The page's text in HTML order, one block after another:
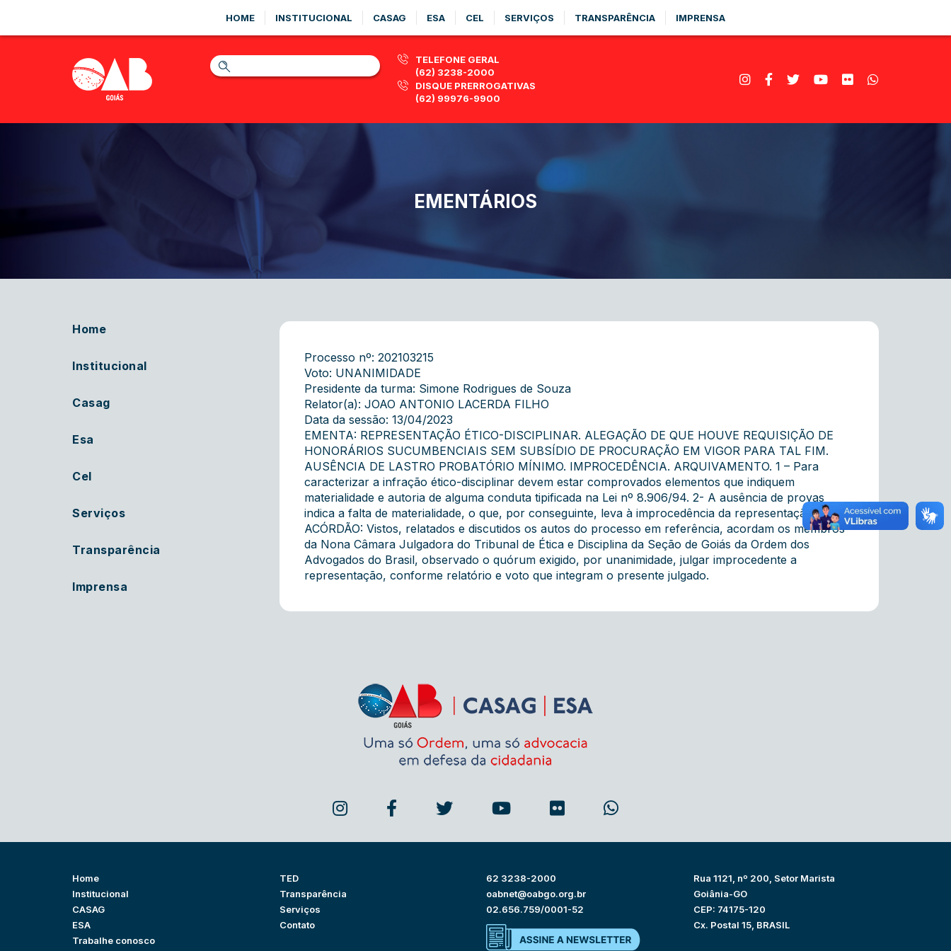
HOME INSTITUCIONAL CASAG ESA CEL SERVIÇOS TRANSPARÊNCIA IMPRENSA
TELEFONE GERAL
(62) 3238-2000
DISQUE PRERROGATIVAS
(62) 99976-9900
EMENTÁRIOS
Home
Institucional
Casag
Esa
Cel
Serviços
Transparência
Imprensa
Processo nº: 202103215
Voto: UNANIMIDADE
Presidente da turma: Simone Rodrigues de Souza
Relator(a): JOAO ANTONIO LACERDA FILHO
Data da sessão: 13/04/2023
EMENTA: REPRESENTAÇÃO ÉTICO-DISCIPLINAR. ALEGAÇÃO DE QUE HOUVE REQUISIÇÃO DE
HONORÁRIOS SUCUMBENCIAIS SEM SUBSÍDIO DE PROCURAÇÃO EM VIGOR PARA TAL FIM.
AUSÊNCIA DE LASTRO PROBATÓRIO MÍNIMO. IMPROCEDÊNCIA. ARQUIVAMENTO. 1 – Para
caracterizar a infração ético-disciplinar devem estar comprovados elementos que indiquem
materialidade e autoria de alguma conduta tipificada na Lei nº 8.906/94. 2- A ausência de provas
indica a falta de materialidade, o que, por conseguinte, leva à improcedência da representação.
ACÓRDÃO: Vistos, relatados e discutidos os autos do processo em referência, acordam os membros
da Nona Câmara Julgadora do Tribunal de Ética e Disciplina da Seção de Goiás da Ordem dos
Advogados do Brasil, observado o quórum exigido, por unanimidade, julgar improcedente a
representação, conforme relatório e voto que integram o presente julgado.
Home
Institucional
CASAG
ESA
Trabalhe conosco
TED
Transparência
Serviços
Contato
62 3238-2000
oabnet@oabgo.org.br
02.656.759/0001-52
Rua 1121, nº 200, Setor Marista
Goiânia-GO
CEP: 74175-120
Cx. Postal 15, BRASIL